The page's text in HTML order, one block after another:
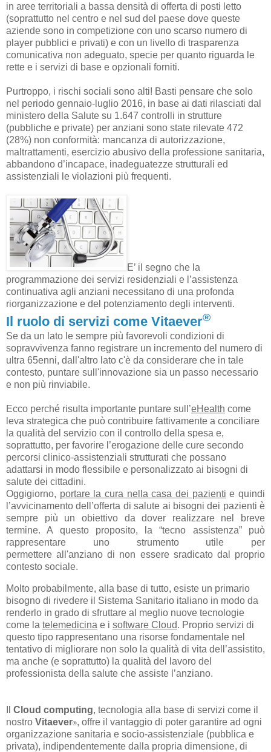
in aree territoriali a bassa densità di offerta di posti letto
(soprattutto nel centro e nel sud del paese dove queste
aziende sono in competizione con uno scarso numero di
player pubblici e privati) e con un livello di trasparenza
comunicativa non adeguato, specie per quanto riguarda le
rette e i servizi di base e opzionali forniti.
Purtroppo, i rischi sociali sono alti! Basti pensare che solo
nel periodo gennaio-luglio 2016, in base ai dati rilasciati dal
ministero della Salute su 1.647 controlli in strutture
(pubbliche e private) per anziani sono state rilevate 472
(28%) non conformità: mancanza di autorizzazione,
maltrattamenti, esercizio abusivo della professione sanitaria,
abbandono d’incapace, inadeguatezze strutturali ed
assistenziali le violazioni più frequenti.
E’ il segno che la
programmazione dei servizi residenziali e l’assistenza
continuativa agli anziani necessitano di una profonda
riorganizzazione e del potenziamento degli interventi.
Il ruolo di servizi come Vitaever®
Se da un lato le sempre più favorevoli condizioni di
sopravvivenza fanno registrare un incremento del numero di
ultra 65enni, dall'altro lato c'è da considerare che in tale
contesto, puntare sull'innovazione sia un passo necessario
e non più rinviabile.
Ecco perché risulta importante puntare sull’eHealth come
leva strategica che può contribuire fattivamente a conciliare
la qualità del servizio con il controllo della spesa e,
soprattutto, per favorire l’erogazione delle cure secondo
percorsi clinico-assistenziali strutturati che possano
adattarsi in modo flessibile e personalizzato ai bisogni di
salute dei cittadini.
Oggigiorno, portare la cura nella casa dei pazienti e quindi
l’avvicinamento dell’offerta di salute ai bisogni dei pazienti è
sempre più un obiettivo da dover realizzare nel breve
termine. A questo proposito, la “tecno assistenza” può
rappresentare uno strumento utile per
permettere all'anziano di non essere sradicato dal proprio
contesto sociale.
Molto probabilmente, a lla base di tutto, esiste un primario
bisogno di rivedere il Sistema Sanitario italiano in modo da
renderlo in grado di sfruttare al meglio nuove tecnologie
come la telemedicina e i software Cloud. Proprio servizi di
questo tipo rappresentano una risorse fondamentale nel
tentativo di migliorare non solo la qualità di vita dell’assistito,
ma anche (e soprattutto) la qualità del lavoro del
professionista della salute che assiste l’anziano.
Cloud computing, tecnologia alla base di servizi come il
nostro Vitaever®, offre il vantaggio di poter garantire ad ogni
organizzazione sanitaria e socio-assistenziale (pubblica e
privata), indipendentemente dalla propria dimensione, di